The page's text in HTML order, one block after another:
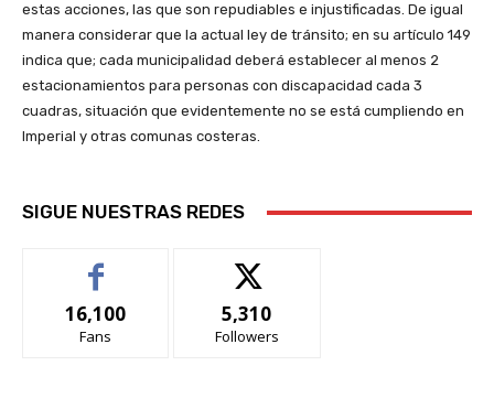
estas acciones, las que son repudiables e injustificadas. De igual
manera considerar que la actual ley de tránsito; en su artículo 149
indica que; cada municipalidad deberá establecer al menos 2
estacionamientos para personas con discapacidad cada 3
cuadras, situación que evidentemente no se está cumpliendo en
Imperial y otras comunas costeras.
SIGUE NUESTRAS REDES
16,100
Fans
5,310
Followers